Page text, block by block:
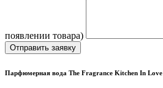
появлении товара)
Отправить заявку
Парфюмерная вода The Fragrance Kitchen In Love